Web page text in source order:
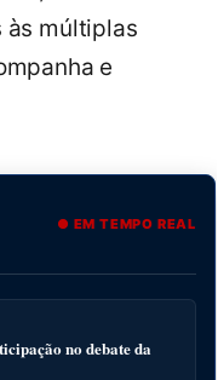
às múltiplas
e
● EM TEMPO REAL
no debate da